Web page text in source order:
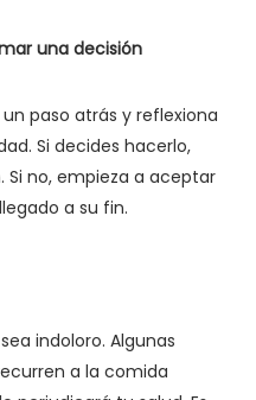
una decisión
paso atrás y reflexiona
Si decides hacerlo,
Si no, empieza a aceptar
a su fin.
indoloro. Algunas
a la comida